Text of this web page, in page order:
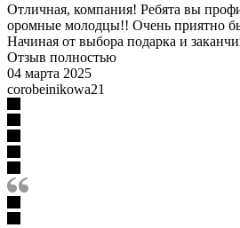
Отличная, компания! Ребята вы
оромные молодцы!! Очень приятно
Начиная от выбора подарка и
Отзыв полностью
04 марта 2025
corobeinikowa21